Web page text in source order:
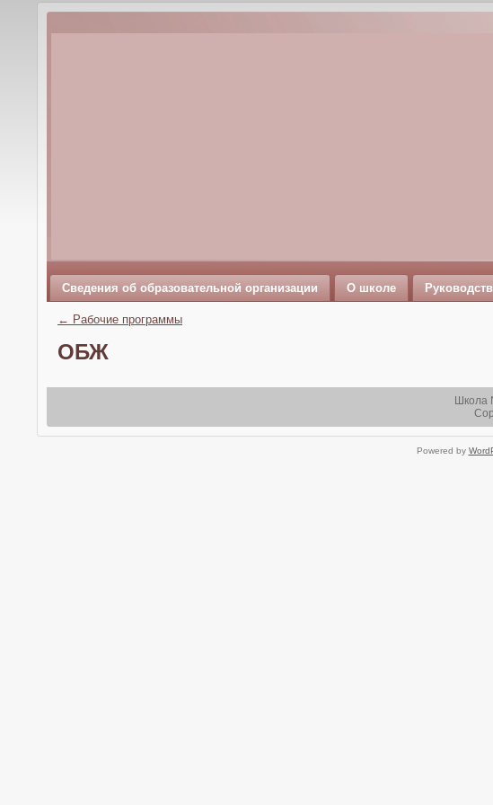
Сведения об образовательной организации О школе
← Рабочие программы
ОБЖ
Школа
Powered by